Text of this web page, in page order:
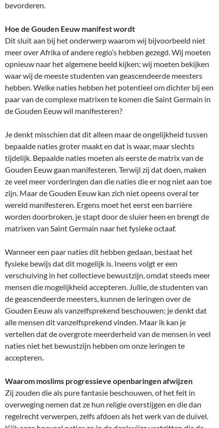
bevorderen.
Hoe de Gouden Eeuw manifest wordt
Dit sluit aan bij het onderwerp waarom wij bijvoorbeeld niet
meer over Afrika of andere regio’s hebben gezegd. Wij moeten
opnieuw naar het algemene beeld kijken; wij moeten bekijken
waar wij de meeste studenten van geascendeerde meesters
hebben. Welke naties hebben het potentieel om dichter bij een
paar van de complexe matrixen te komen die Saint Germain in
de Gouden Eeuw wil manifesteren?
Je denkt misschien dat dit alleen maar de ongelijkheid tussen
bepaalde naties groter maakt en dat is waar, maar slechts
tijdelijk. Bepaalde naties moeten als eerste de matrix van de
Gouden Eeuw gaan manifesteren. Terwijl zij dat doen, maken
ze veel meer vorderingen dan die naties die er nog niet aan toe
zijn. Maar de Gouden Eeuw kan zich niet opeens overal ter
wereld manifesteren. Ergens moet het eerst een barrière
worden doorbroken, je stapt door de sluier heen en brengt de
matrixen van Saint Germain naar het fysieke octaaf.
Wanneer een paar naties dit hebben gedaan, bestaat het
fysieke bewijs dat dit mogelijk is. Ineens volgt er een
verschuiving in het collectieve bewustzijn, omdat steeds meer
mensen die mogelijkheid accepteren. Jullie, de studenten van
de geascendeerde meesters, kunnen de leringen over de
Gouden Eeuw als vanzelfsprekend beschouwen; je denkt dat
alle mensen dit vanzelfsprekend vinden. Maar ik kan je
vertellen dat de overgrote meerderheid van de mensen in veel
naties niet het bewustzijn hebben om onze leringen te
accepteren.
Waarom moslims progressieve openbaringen afwijzen
Zij zouden die als pure fantasie beschouwen, of het feit in
overweging nemen dat ze hun religie overstijgen en die dan
regelrecht verwerpen, zelfs afdoen als het werk van de duivel.